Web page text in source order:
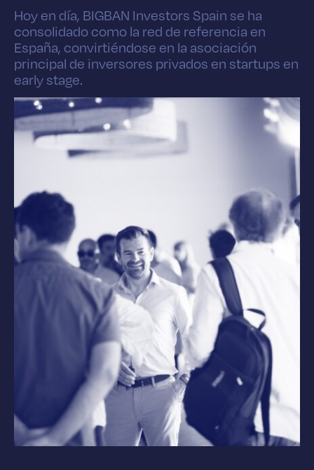
Hoy en día, BIGBAN Investors Spain se ha
consolidado como la red de referencia en
España, convirtiéndose en la asociación
principal de inversores privados en startups en
early stage.